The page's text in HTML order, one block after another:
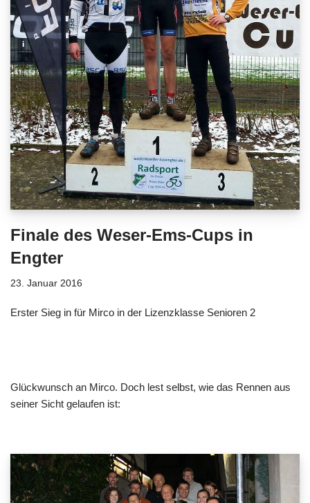
Finale des Weser-Ems-Cups in
Engter
23. Januar 2016
Erster Sieg in für Mirco in der Lizenzklasse Senioren 2
Glückwunsch an Mirco. Doch lest selbst, wie das Rennen aus
seiner Sicht gelaufen ist: